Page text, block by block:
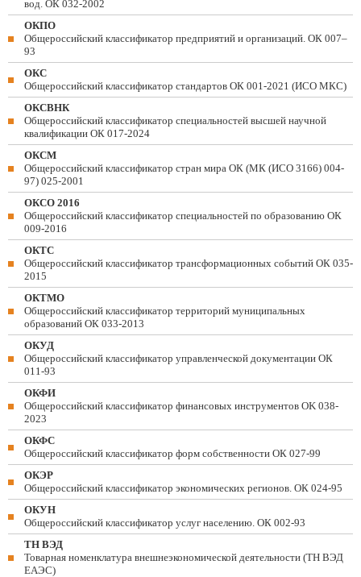
вод. ОК 032-2002
ОКПО
Общероссийский классификатор предприятий и организаций. ОК 007–
93
ОКС
Общероссийский классификатор стандартов ОК 001-2021 (ИСО МКС)
ОКСВНК
Общероссийский классификатор специальностей высшей научной
квалификации ОК 017-2024
ОКСМ
Общероссийский классификатор стран мира ОК (МК (ИСО 3166) 004-
97) 025-2001
ОКСО 2016
Общероссийский классификатор специальностей по образованию ОК
009-2016
ОКТС
Общероссийский классификатор трансформационных событий ОК 035-
2015
ОКТМО
Общероссийский классификатор территорий муниципальных
образований ОК 033-2013
ОКУД
Общероссийский классификатор управленческой документации ОК
011-93
ОКФИ
Общероссийский классификатор финансовых инструментов OK 038-
2023
ОКФС
Общероссийский классификатор форм собственности ОК 027-99
ОКЭР
Общероссийский классификатор экономических регионов. ОК 024-95
ОКУН
Общероссийский классификатор услуг населению. ОК 002-93
ТН ВЭД
Товарная номенклатура внешнеэкономической деятельности (ТН ВЭД
ЕАЭС)